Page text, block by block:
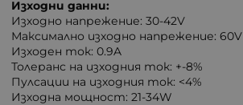
Изходни данни:
Изходно напрежение: 30-42V
Максимално изходно напрежение: 60V
Изходен ток: 0.9A
Толеранс на изходния ток: +-8%
Пулсации на изходния ток: <4%
Изходна мощност: 21-34W